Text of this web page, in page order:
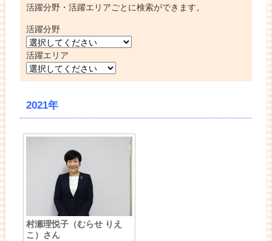
活躍分野・活躍エリアごとに検索ができます。
活躍分野
活躍エリア
2021年
村瀬理悦子（むらせ りえ
こ）さん